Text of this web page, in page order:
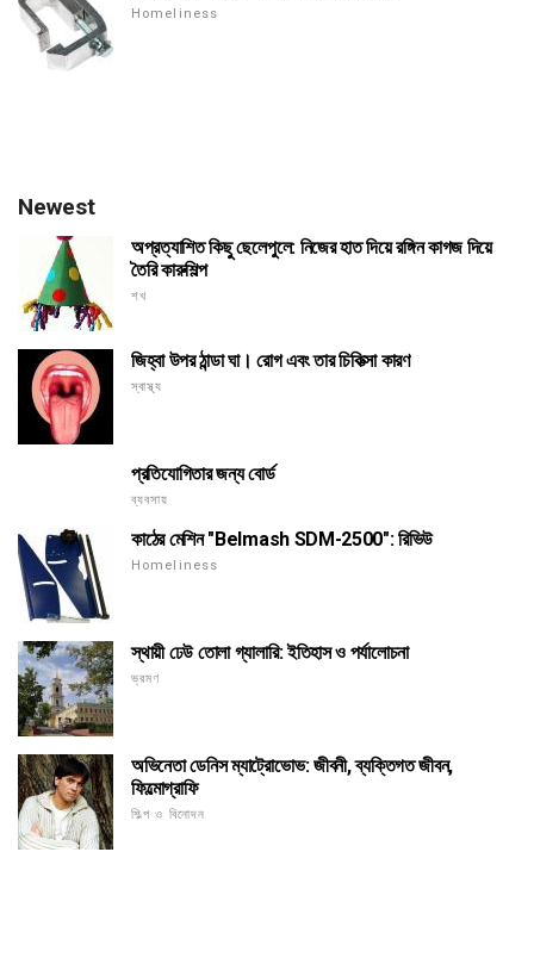
Homeliness
Newest
অপ্রত্যাশিত কিছু ছেলেপুলে: নিজের হাত দিয়ে রঙ্গিন কাগজ দিয়ে
তৈরি কারুশিল্প
শখ
জিহ্বা উপর ঠান্ডা ঘা। রোগ এবং তার চিকিত্সা কারণ
স্বাস্থ্য
প্রতিযোগিতার জন্য বোর্ড
ব্যবসায়
কাঠের মেশিন "Belmash SDM-2500": রিভিউ
Homeliness
স্থায়ী ঢেউ তোলা গ্যালারি: ইতিহাস ও পর্যালোচনা
ভ্রমণ
অভিনেতা ডেনিস ম্যাট্রোভোভ: জীবনী, ব্যক্তিগত জীবন,
ফিল্মোগ্রাফি
শিল্প ও বিনোদন